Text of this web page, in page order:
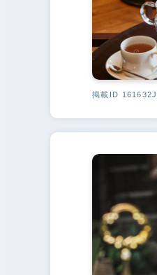
掲載ID 161632J